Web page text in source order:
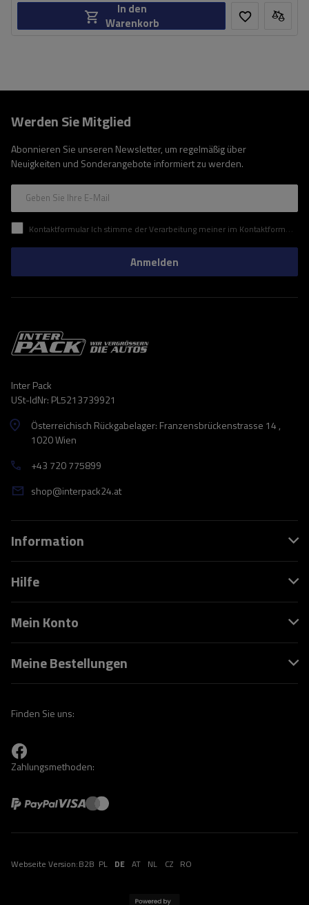
In den
Warenkorb
Werden Sie Mitglied
Abonnieren Sie unseren Newsletter, um regelmäßig über
Neuigkeiten und Sonderangebote informiert zu werden.
Geben Sie Ihre E-Mail
Kontaktformular Ich stimme der Verarbeitung meiner im Kontaktformular enthaltenen personenbezogenen Daten gemäß der Verordnung (EU) des Europäischen Parlaments und des Rates zu.
Anmelden
Inter Pack
USt-IdNr: PL5213739921
Österreichisch Rückgabelager: Franzensbrückenstrasse 14 ,
1020 Wien
+43 720 775899
shop@interpack24.at
Information
Hilfe
Mein Konto
Meine Bestellungen
Finden Sie uns:
Zahlungsmethoden:
Webseite Version:B2B PL DE AT NL CZ RO